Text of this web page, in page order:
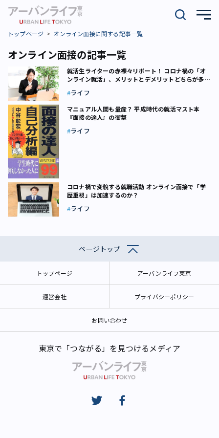
トップページ オンライン面接に関する記事一覧
オンライン面接の記事一覧
就活生ライターの赤裸々リポート！ コロナ禍の「オ
ンライン就活」、メリットとデメリットどちらが多か
ライフ
マニュアル人間も量産？ 平成時代の就活マスト本
『面接の達人』の衝撃
ライフ
コロナ禍で変貌する就職活動 オンライン面接で「学
歴重視」は加速するのか？
ライフ
ページトップ
トップページ アーバンライフ東京
運営会社 プライバシーポリシー
お問い合わせ
東京で「つながる」を見つけるメディア